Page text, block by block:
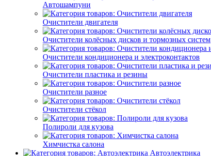
Автошампуни
Очистители двигателя
Очистители колёсных дисков и тормозных систем
Очистители кондиционера и электроконтактов
Очистители пластика и резины
Очистители разное
Очистители стёкол
Полироли для кузова
Химчистка салона
Автоэлектрика